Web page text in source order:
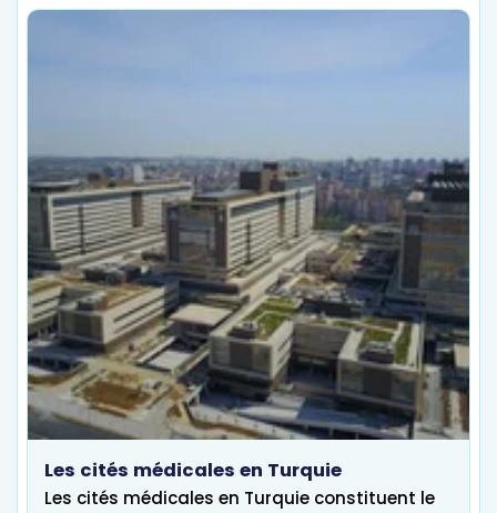
Les cités médicales en Turquie
Les cités médicales en Turquie constituent le